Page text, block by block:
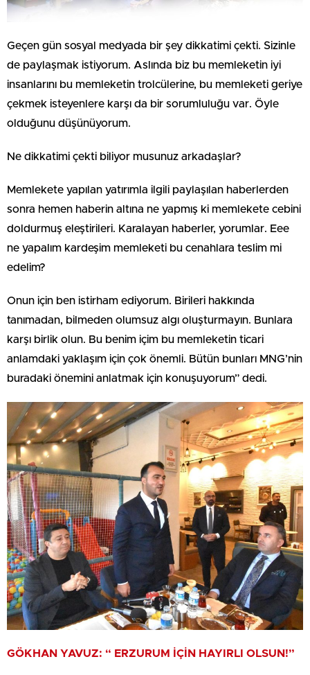
Geçen gün sosyal medyada bir şey dikkatimi çekti. Sizinle
de paylaşmak istiyorum. Aslında biz bu memleketin iyi
insanlarını bu memleketin trolcülerine, bu memleketi geriye
çekmek isteyenlere karşı da bir sorumluluğu var. Öyle
olduğunu düşünüyorum.
Ne dikkatimi çekti biliyor musunuz arkadaşlar?
Memlekete yapılan yatırımla ilgili paylaşılan haberlerden
sonra hemen haberin altına ne yapmış ki memlekete cebini
doldurmuş eleştirileri. Karalayan haberler, yorumlar. Eee
ne yapalım kardeşim memleketi bu cenahlara teslim mi
edelim?
Onun için ben istirham ediyorum. Birileri hakkında
tanımadan, bilmeden olumsuz algı oluşturmayın. Bunlara
karşı birlik olun. Bu benim içim bu memleketin ticari
anlamdaki yaklaşım için çok önemli. Bütün bunları MNG’nin
buradaki önemini anlatmak için konuşuyorum” dedi.
GÖKHAN YAVUZ: “ ERZURUM İÇİN HAYIRLI OLSUN!”